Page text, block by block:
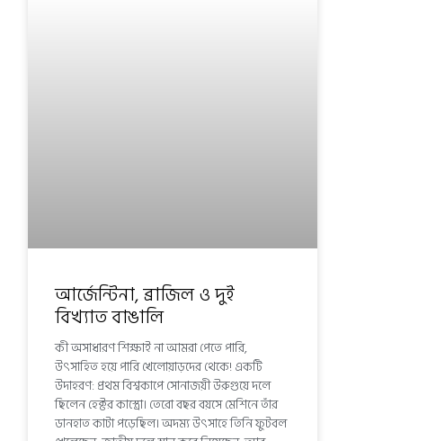
আর্জেন্টিনা, ব্রাজিল ও দুই
বিখ্যাত বাঙালি
কী অসাধারণ শিক্ষাই না আমরা পেতে পারি,
উৎসাহিত হয়ে পারি খেলোয়াড়দের থেকে! একটি
উদাহরণ: প্রথম বিশ্বকাপে সোনাজয়ী উরুগুয়ে দলে
ছিলেন হেক্টর কাস্ত্রো। তেরো বছর বয়সে মেশিনে তাঁর
ডানহাত কাটা পড়েছিল। অদম্য উৎসাহে তিনি ফুটবল